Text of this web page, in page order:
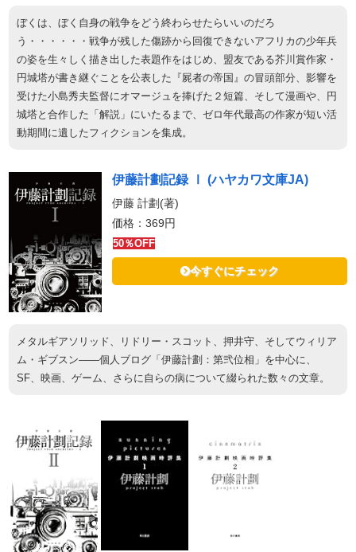
ぼくは、ぼく自身の戦争をどう終わらせたらいいのだろ
う・・・・・・戦争が残した傷跡から回復できないアフリカの少年兵
の姿を生々しく描き出した表題作をはじめ、盟友である芥川賞作家・
円城塔が書き継ぐことを公表した『屍者の帝国』の冒頭部分、影響を
受けた小島秀夫監督にオマージュを捧げた２短篇、そして漫画や、円
城塔と合作した「解説」にいたるまで、ゼロ年代最高の作家が短い活
動期間に遺したフィクションを集成。
伊藤計劃記録 Ⅰ (ハヤカワ文庫JA)
伊藤 計劃(著)
価格：369円
50％OFF
今すぐにチェック
メタルギアソリッド、リドリー・スコット、押井守、そしてウィリア
ム・ギブスン――個人ブログ「伊藤計劃：第弐位相」を中心に、
SF、映画、ゲーム、さらに自らの病について綴られた数々の文章。